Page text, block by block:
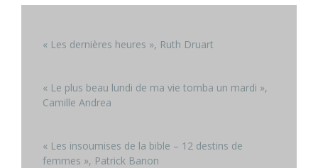
« Les dernières heures », Ruth Druart
« Le plus beau lundi de ma vie tomba un mardi »,
Camille Andrea
« Les insoumises de la bible – 12 destins de
femmes », Patrick Banon